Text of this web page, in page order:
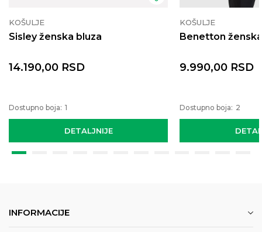
KOŠULJE
Sisley ženska bluza
DETALJNIJE
14.190,00 RSD
Dostupno boja: 1
KOŠULJE
Benetton
9.990,00 RSD
Dostupno boja: 2
INFORMACIJE